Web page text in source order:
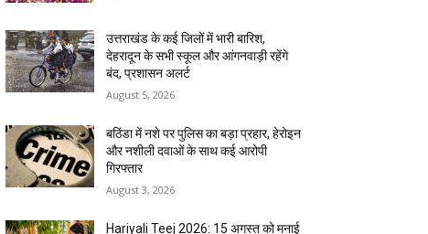
उत्तराखंड के कई जिलों में भारी बारिश,
देहरादून के सभी स्कूल और आंगनवाड़ी रहेंगे
बंद, प्रशासन अलर्ट
August 5, 2026
बठिंडा में नशे पर पुलिस का बड़ा प्रहार, हेरोइन
और नशीली दवाओं के साथ कई आरोपी
गिरफ्तार
August 3, 2026
Hariyali Teej 2026: 15 अगस्त को मनाई